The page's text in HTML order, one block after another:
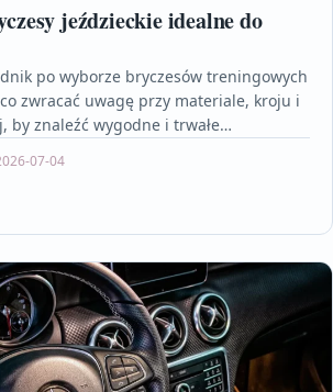
jeździeckie idealne do
po wyborze bryczesów treningowych
zwracać uwagę przy materiale, kroju i
by znaleźć wygodne i trwałe…
07-04